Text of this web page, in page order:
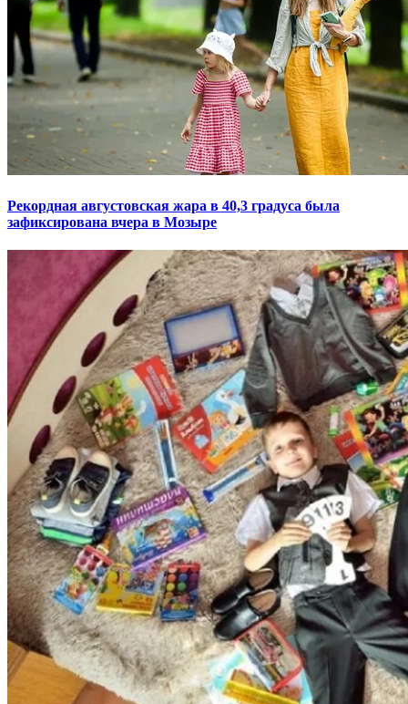
Рекордная августовская жара в 40,3 градуса была
зафиксирована вчера в Мозыре